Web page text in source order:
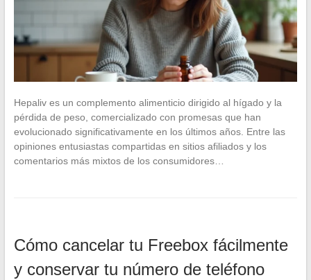
Hepaliv es un complemento alimenticio dirigido al hígado y la
pérdida de peso, comercializado con promesas que han
evolucionado significativamente en los últimos años. Entre las
opiniones entusiastas compartidas en sitios afiliados y los
comentarios más mixtos de los consumidores…
Cómo cancelar tu Freebox fácilmente
y conservar tu número de teléfono